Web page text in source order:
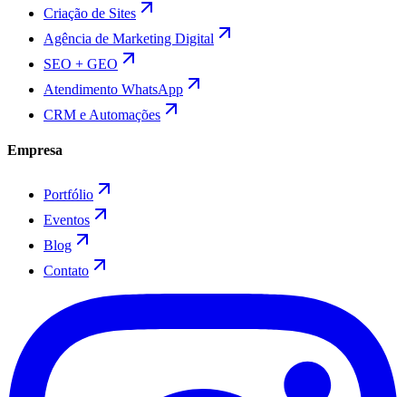
Criação de Sites
Agência de Marketing Digital
SEO + GEO
Atendimento WhatsApp
CRM e Automações
Empresa
Portfólio
Eventos
Blog
Contato